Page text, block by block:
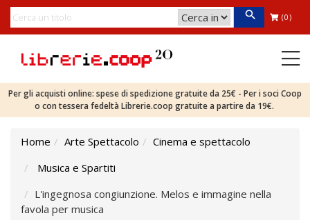
(0)
Per gli acquisti online: spese di spedizione gratuite da 25€ - Per i soci Coop
o con tessera fedeltà Librerie.coop gratuite a partire da 19€.
Home Arte Spettacolo
Cinema e spettacolo
Musica e Spartiti
L'ingegnosa congiunzione. Melos e immagine nella
favola per musica